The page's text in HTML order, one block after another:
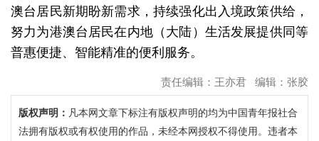
澳台居民新期盼新需求，持续强化出入境政策供给，
努力为港澳台居民在内地（大陆）生活发展提供同等
普惠便捷、智能精准的便利服务。
责任编辑：王亦君 编辑：张胶
版权声明： 凡本网文章下标注有版权声明的均为中国青年报社合
法拥有版权或有权使用的作品，未经本网授权不得使用。违者本